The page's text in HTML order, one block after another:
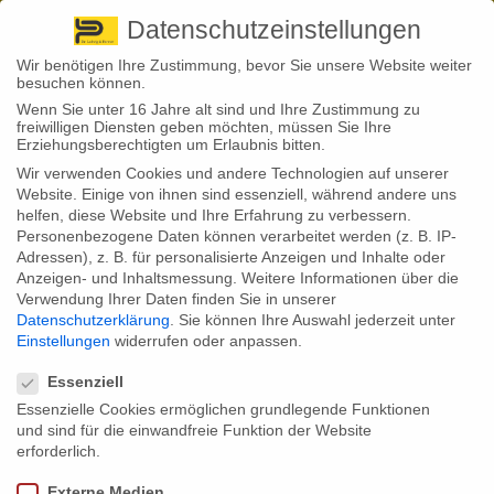
+ 49 3501 528571 |
Back to News
15
Jan.
Stephan Fröhlich
Zahnzusatzversicherung: Beliebt und sinnvoll
Immer mehr Deutsche schließen eine Zahnzusatzversicherung ab. Das
ist auch Kassenpatienten sehr zu empfehlen, müssen sie doch mit
hohen Kosten für Zahnersatz rechnen. Und viele Menschen werten ein
Die Zahnzusatzversicherung boomt! Auch 2021 legte die Zahl der
Verträge deutlich zu, so berichtet der Verband der privaten
Krankenversicherer. Demnach kamen etwa 787.000 Verträge hinzu.
Das ist ein Plus von 4,62 Prozent gegenüber dem Vorjahr. In Summe
Datenschutzeinstellungen
Wir benötigen Ihre Zustimmung, bevor Sie unsere Website weiter
besuchen können.
Wenn Sie unter 16 Jahre alt sind und Ihre Zustimmung zu
freiwilligen Diensten geben möchten, müssen Sie Ihre
Erziehungsberechtigten um Erlaubnis bitten.
Wir verwenden Cookies und andere Technologien auf unserer
Website. Einige von ihnen sind essenziell, während andere uns
helfen, diese Website und Ihre Erfahrung zu verbessern.
Personenbezogene Daten können verarbeitet werden (z. B. IP-
Adressen), z. B. für personalisierte Anzeigen und Inhalte oder
Anzeigen- und Inhaltsmessung. Weitere Informationen über die
Verwendung Ihrer Daten finden Sie in unserer
Datenschutzerklärung
Sie können Ihre Auswahl jederzeit unter
Einstellungen widerrufen oder anpassen.
Essenziell
Essenzielle Cookies ermöglichen grundlegende Funktionen
und sind für die einwandfreie Funktion der Website
erforderlich.